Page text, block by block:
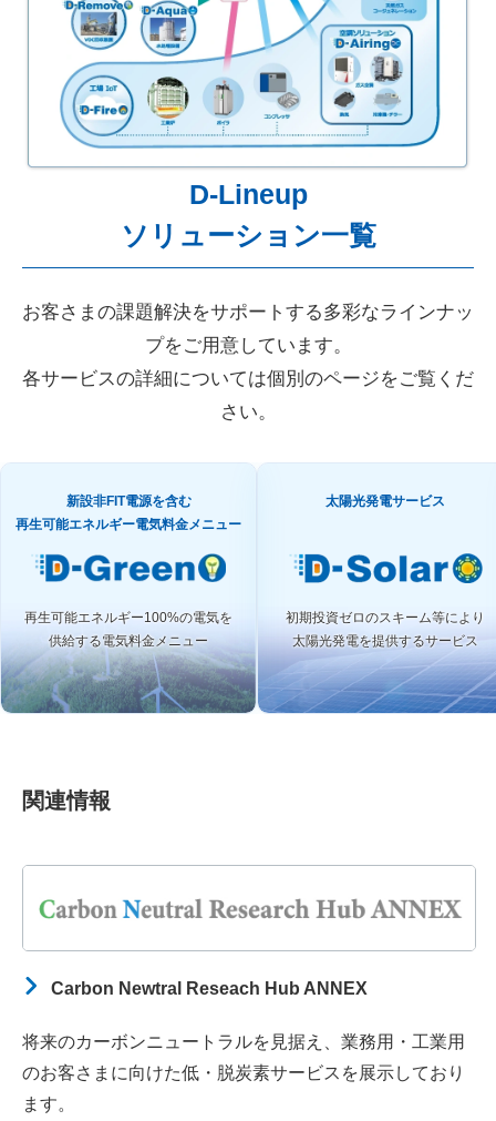
D-Lineup
ソリューション一覧
お客さまの課題解決をサポートする多彩なラインナッ
プをご用意しています。
各サービスの詳細については個別のページをご覧くだ
さい。
新設非FIT電源を含む
再生可能エネルギー電気料金メニュー
再生可能エネルギー100%の電気を
供給する電気料金メニュー
太陽光発電サービス
初期投資ゼロのスキーム等により
太陽光発電を提供するサービス
関連情報
Carbon Newtral Reseach Hub ANNEX
将来のカーボンニュートラルを見据え、業務用・工業用
のお客さまに向けた低・脱炭素サービスを展示しており
ます。